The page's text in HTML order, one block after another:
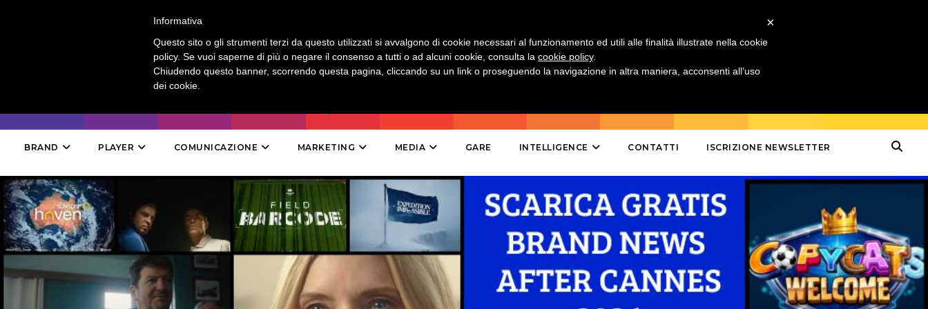
SPONSOR
DESIGN
PUNTI VENDITA
CSR
BRAND PLAYER COMUNICAZIONE MARKETING MEDIA GARE INTELLIGENCE CONTATTI ISCRIZIONE NEWSLETTER
×
Informativa
Questo sito o gli strumenti terzi da questo utilizzati si avvalgono di cookie necessari al funzionamento ed utili alle finalità illustrate nella cookie
policy. Se vuoi saperne di più o negare il consenso a tutti o ad alcuni cookie, consulta la cookie policy.
Chiudendo questo banner, scorrendo questa pagina, cliccando su un link o proseguendo la navigazione in altra maniera, acconsenti all’uso
dei cookie.